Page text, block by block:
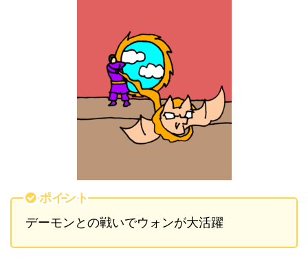
ポイント
デーモンとの戦いでウォンが大活躍